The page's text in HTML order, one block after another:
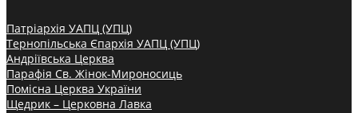
Патріархія УАПЦ (УПЦ)
Тернопільська Єпархія УАПЦ (УПЦ)
Андріївська Церква
Парафія Св. Жінок-Мироносиць
Помісна Церква України
Щедрик – Церковна Лавка